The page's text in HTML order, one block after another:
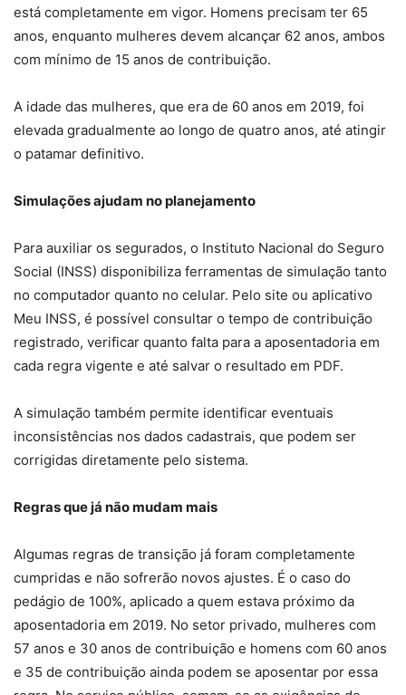
está completamente em vigor. Homens precisam ter 65
anos, enquanto mulheres devem alcançar 62 anos, ambos
com mínimo de 15 anos de contribuição.
A idade das mulheres, que era de 60 anos em 2019, foi
elevada gradualmente ao longo de quatro anos, até atingir
o patamar definitivo.
Simulações ajudam no planejamento
Para auxiliar os segurados, o Instituto Nacional do Seguro
Social (INSS) disponibiliza ferramentas de simulação tanto
no computador quanto no celular. Pelo site ou aplicativo
Meu INSS, é possível consultar o tempo de contribuição
registrado, verificar quanto falta para a aposentadoria em
cada regra vigente e até salvar o resultado em PDF.
A simulação também permite identificar eventuais
inconsistências nos dados cadastrais, que podem ser
corrigidas diretamente pelo sistema.
Regras que já não mudam mais
Algumas regras de transição já foram completamente
cumpridas e não sofrerão novos ajustes. É o caso do
pedágio de 100%, aplicado a quem estava próximo da
aposentadoria em 2019. No setor privado, mulheres com
57 anos e 30 anos de contribuição e homens com 60 anos
e 35 de contribuição ainda podem se aposentar por essa